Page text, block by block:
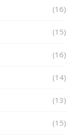
(16)
(15)
(16)
(14)
(13)
(15)